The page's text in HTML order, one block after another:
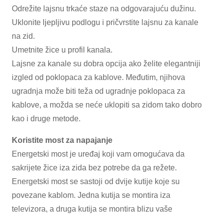
Odrežite lajsnu trkaće staze na odgovarajuću dužinu.
Uklonite ljepljivu podlogu i pričvrstite lajsnu za kanale
na zid.
Umetnite žice u profil kanala.
Lajsne za kanale su dobra opcija ako želite elegantniji
izgled od poklopaca za kablove. Međutim, njihova
ugradnja može biti teža od ugradnje poklopaca za
kablove, a možda se neće uklopiti sa zidom tako dobro
kao i druge metode.
Koristite most za napajanje
Energetski most je uređaj koji vam omogućava da
sakrijete žice iza zida bez potrebe da ga režete.
Energetski most se sastoji od dvije kutije koje su
povezane kablom. Jedna kutija se montira iza
televizora, a druga kutija se montira blizu vaše